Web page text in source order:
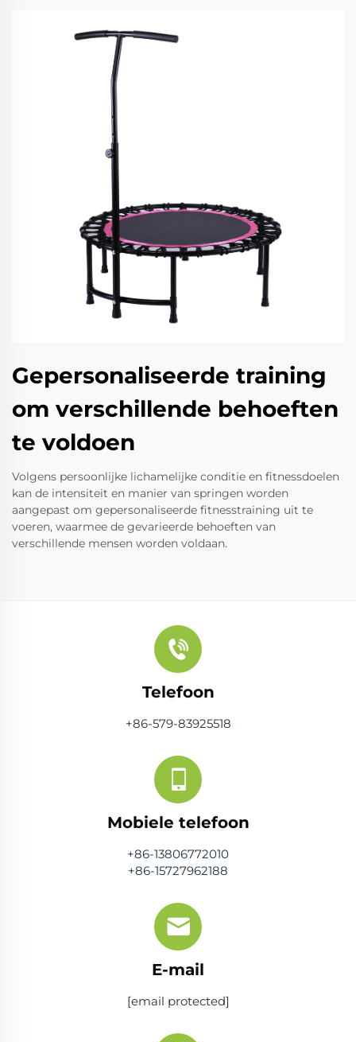
Gepersonaliseerde training
om verschillende behoeften
te voldoen
Volgens persoonlijke lichamelijke conditie en fitnessdoelen
kan de intensiteit en manier van springen worden
aangepast om gepersonaliseerde fitnesstraining uit te
voeren, waarmee de gevarieerde behoeften van
verschillende mensen worden voldaan.
Telefoon
+86-579-83925518
Mobiele telefoon
+86-13806772010
+86-15727962188
E-mail
[email protected]